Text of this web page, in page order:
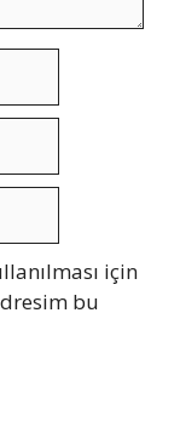
için
bu